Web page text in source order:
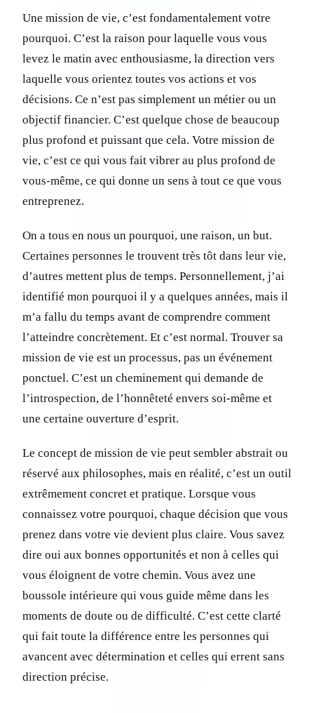
Une mission de vie, c’est fondamentalement votre
pourquoi. C’est la raison pour laquelle vous vous
levez le matin avec enthousiasme, la direction vers
laquelle vous orientez toutes vos actions et vos
décisions. Ce n’est pas simplement un métier ou un
objectif financier. C’est quelque chose de beaucoup
plus profond et puissant que cela. Votre mission de
vie, c’est ce qui vous fait vibrer au plus profond de
vous-même, ce qui donne un sens à tout ce que vous
entreprenez.
On a tous en nous un pourquoi, une raison, un but.
Certaines personnes le trouvent très tôt dans leur vie,
d’autres mettent plus de temps. Personnellement, j’ai
identifié mon pourquoi il y a quelques années, mais il
m’a fallu du temps avant de comprendre comment
l’atteindre concrètement. Et c’est normal. Trouver sa
mission de vie est un processus, pas un événement
ponctuel. C’est un cheminement qui demande de
l’introspection, de l’honnêteté envers soi-même et
une certaine ouverture d’esprit.
Le concept de mission de vie peut sembler abstrait ou
réservé aux philosophes, mais en réalité, c’est un outil
extrêmement concret et pratique. Lorsque vous
connaissez votre pourquoi, chaque décision que vous
prenez dans votre vie devient plus claire. Vous savez
dire oui aux bonnes opportunités et non à celles qui
vous éloignent de votre chemin. Vous avez une
boussole intérieure qui vous guide même dans les
moments de doute ou de difficulté. C’est cette clarté
qui fait toute la différence entre les personnes qui
avancent avec détermination et celles qui errent sans
direction précise.